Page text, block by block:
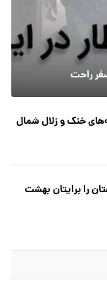
راحت
خنک و زلال شمال
را برایتان بهشت